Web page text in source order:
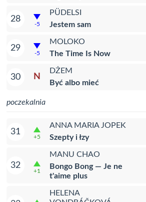
28
-5
PÜDELSI
Jestem sam
29
-5
MOLOKO
The Time Is Now
30 N
DŻEM
Być albo mieć
poczekalnia
31
+5
ANNA MARIA JOPEK
Szepty i łzy
32
+1
MANU CHAO
Bongo Bong — Je ne
t'aime plus
HELENA